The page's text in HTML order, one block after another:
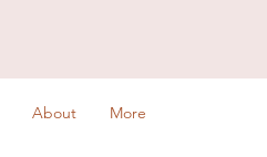
About More